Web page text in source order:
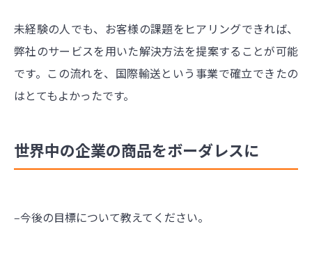
未経験の人でも、お客様の課題をヒアリングできれば、
弊社のサービスを用いた解決方法を提案することが可能
です。この流れを、国際輸送という事業で確立できたの
はとてもよかったです。
世界中の企業の商品をボーダレスに
‒今後の目標について教えてください。